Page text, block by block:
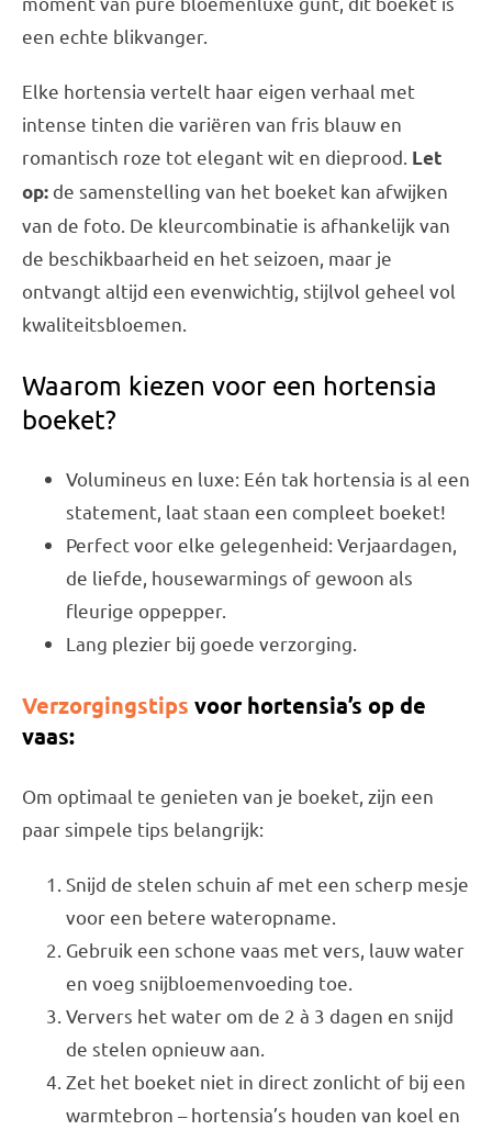
een echte blikvanger.
Elke hortensia vertelt haar eigen verhaal met
intense tinten die variëren van fris blauw en
romantisch roze tot elegant wit en dieprood. Let
op:de samenstelling van het boeket kan afwijken
van de foto. De kleurcombinatie is afhankelijk van
de beschikbaarheid en het seizoen, maar je
ontvangt altijd een evenwichtig, stijlvol geheel vol
kwaliteitsbloemen.
Waarom kiezen voor een hortensia
boeket?
Volumineus en luxe: Eén tak hortensia is al een
statement, laat staan een compleet boeket!
Perfect voor elke gelegenheid: Verjaardagen,
de liefde, housewarmings of gewoon als
fleurige oppepper.
Lang plezier bij goede verzorging.
Verzorgingstips voor hortensia’s op de
vaas:
Om optimaal te genieten van je boeket, zijn een
paar simpele tips belangrijk:
Snijd de stelen schuin af met een scherp mesje
voor een betere wateropname.
Gebruik een schone vaas met vers, lauw water
en voeg snijbloemenvoeding toe.
Ververs het water om de 2 à 3 dagen en snijd
de stelen opnieuw aan.
Zet het boeket niet in direct zonlicht of bij een
warmtebron – hortensia’s houden van koel en